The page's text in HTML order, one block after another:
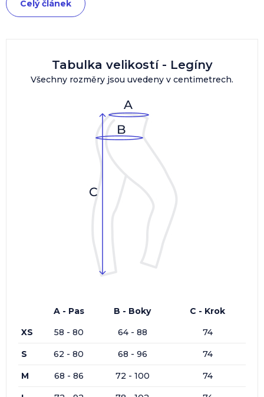
Tabulka velikostí - Legíny
Všechny rozměry jsou uvedeny v centimetrech.
A - Pas B - Boky
C - Krok
XS
58 - 80 64 - 88 74
S 62 - 80 68 - 96 74
M 68 - 86 72 - 100 74
Celý článek